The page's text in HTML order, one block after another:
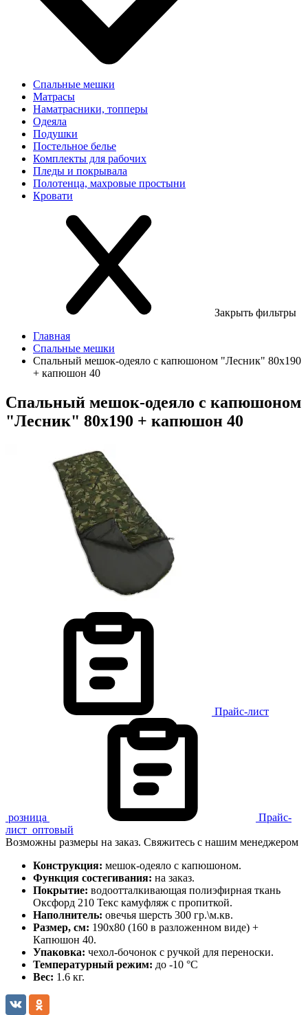
Спальные мешки
Матрасы
Наматрасники, топперы
Одеяла
Подушки
Постельное белье
Комплекты для рабочих
Пледы и покрывала
Полотенца, махровые простыни
Кровати
Закрыть фильтры
Главная
Спальные мешки
Спальный мешок-одеяло с капюшоном "Лесник" 80х190
+ капюшон 40
Спальный мешок-одеяло с капюшоном
"Лесник" 80х190 + капюшон 40
Прайс-лист
розница
Прайс-
лист оптовый
Возможны размеры на заказ. Свяжитесь с нашим менеджером
Конструкция: мешок-одеяло с капюшоном.
Функция состегивания: на заказ.
Покрытие: водоотталкивающая полиэфирная ткань
Оксфорд 210 Текс камуфляж с пропиткой.
Наполнитель: овечья шерсть 300 гр.\м.кв.
Размер, см: 190х80 (160 в разложенном виде) +
Капюшон 40.
Упаковка: чехол-бочонок с ручкой для переноски.
Температурный режим: до -10 °C
Вес: 1.6 кг.